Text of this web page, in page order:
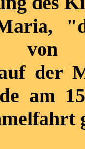
von
der
am